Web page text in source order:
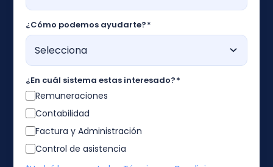
¿Cómo podemos ayudarte?*
¿En cuál sistema estas interesado?*
Remuneraciones
Contabilidad
Factura y Administración
Control de asistencia